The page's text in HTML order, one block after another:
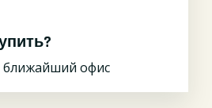
ближайший офис